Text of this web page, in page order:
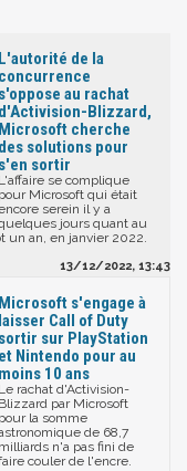
L'autorité de la
concurrence
s'oppose au rachat
d'Activision-Blizzard,
Microsoft cherche
des solutions pour
s'en sortir
L'affaire se complique
pour Microsoft qui était
serein il y a
jours quant au
un an, en janvier 2022.
13/12/2022, 13:43
Microsoft s'engage à
laisser Call of Duty
sortir sur PlayStation
et Nintendo pour au
moins 10 ans
Le rachat d'Activision-
Blizzard par Microsoft
pour la somme
de 68,7
milliards n'a pas fini de
couler de l'encre.